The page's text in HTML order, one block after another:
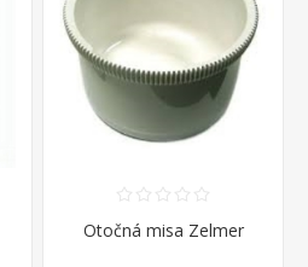
Otočná misa Zelmer